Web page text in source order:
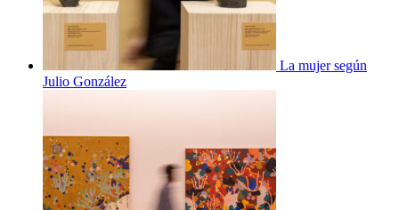
La mujer según
Julio González